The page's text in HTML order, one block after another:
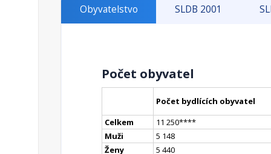
Obyvatelstvo SLDB 2001
Počet obyvatel
Počet bydlících obyvatel
Celkem
11 250****
Muži
5 148
Ženy
5 440